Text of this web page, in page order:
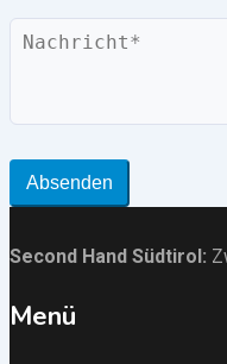
Nachricht
Absenden
Second Hand Südtirol :
Menü